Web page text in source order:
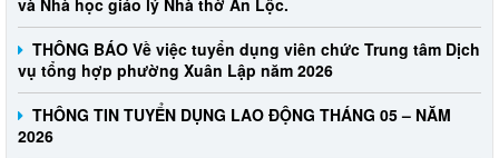
THÔNG BÁO Về việc tuyển dụng viên chức Trung tâm Dịch
vụ tổng hợp phường Xuân Lập năm 2026
THÔNG TIN TUYỂN DỤNG LAO ĐỘNG THÁNG 05 – NĂM
2026